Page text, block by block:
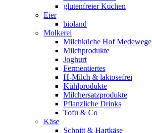
glutenfreier Kuchen
Eier
bioland
Molkerei
Milchküche Hof Medewege
Milchprodukte
Joghurt
Fermentiertes
H-Milch & laktosefrei
Kühlprodukte
Milchersatzprodukte
Pflanzliche Drinks
Tofu & Co
Käse
Schnitt & Hartkäse